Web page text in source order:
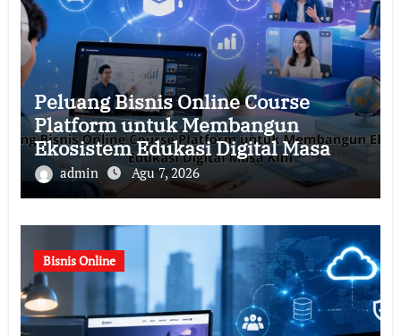
Peluang Bisnis Online Course
Platform untuk Membangun
Ekosistem Edukasi Digital Masa
Kiniadmin Agu 7, 2026
Bisnis Online